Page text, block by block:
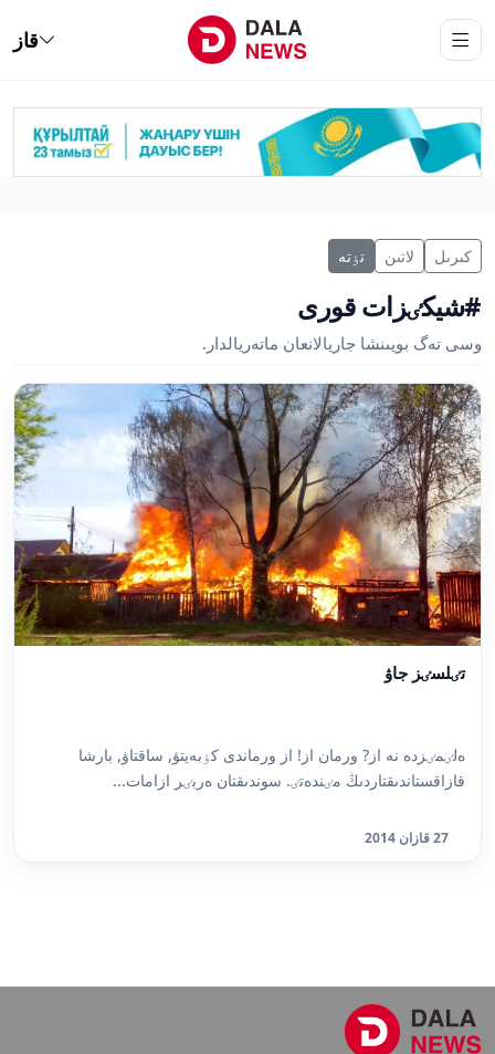
قاز
كىرىل لاتىن تٶتە
#شيكٸزات قورى
وسى تەگ بويىنشا جاريالانعان ماتەريالدار.
تٸلسٸز جاۋ
ەلٸمٸزدە نە از? ورمان از! از ورماندى كٶبەيتۋ, ساقتاۋ, بارشا
قازاقستاندىقتاردىڭ مٸندەتٸ. سوندىقتان ەربٸر ازامات...
27 قازان 2014